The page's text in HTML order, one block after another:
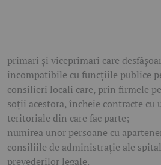
primari și viceprimari care
incompatibile cu funcțiile publice
consilieri locali care, prin firmele
soții acestora, încheie contracte
teritoriale din care fac parte;
numirea unor persoane cu
consiliile de administrație ale
prevederilor legale.